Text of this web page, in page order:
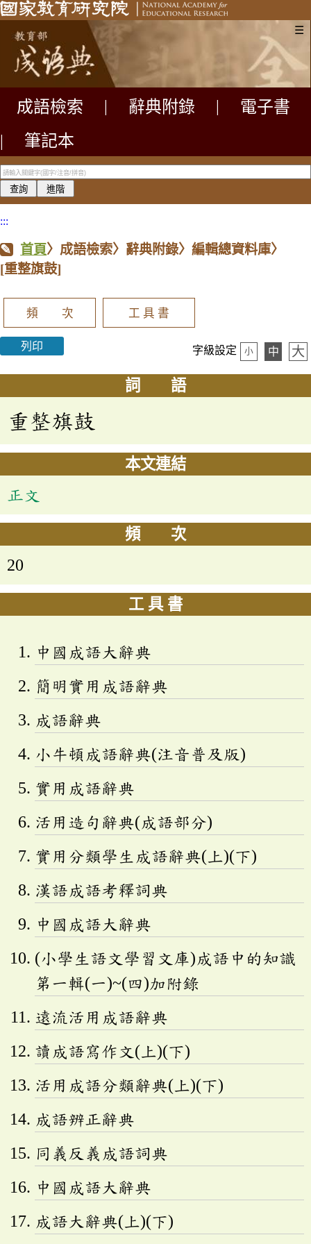
☰
成語檢索 辭典附錄
電子書
|
筆記本
:::
首頁〉成語檢索〉辭典附錄〉編輯總資料庫〉
[重整旗鼓]
頻 次 工 具 書
列印 字級設定 小 中 大
詞 語
重整旗鼓
本文連結
正文
頻 次
20
工 具 書
中國成語大辭典
簡明實用成語辭典
成語辭典
小牛頓成語辭典(注音普及版)
實用成語辭典
活用造句辭典(成語部分)
實用分類學生成語辭典(上)(下)
漢語成語考釋詞典
中國成語大辭典
(小學生語文學習文庫)成語中的知識
第一輯(一)~(四)加附錄
遠流活用成語辭典
讀成語寫作文(上)(下)
活用成語分類辭典(上)(下)
成語辨正辭典
同義反義成語詞典
中國成語大辭典
成語大辭典(上)(下)